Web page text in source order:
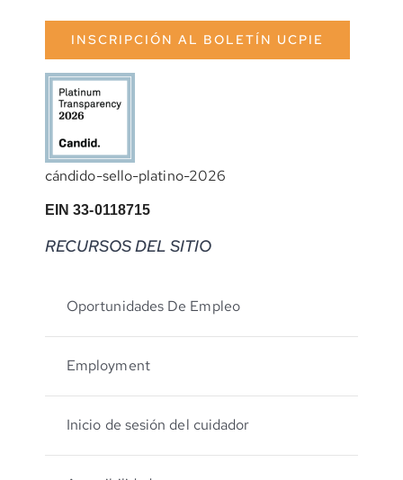
INSCRIPCIÓN AL BOLETÍN UCPIE
cándido-sello-platino-2026
EIN 33-0118715
RECURSOS DEL SITIO
Oportunidades De Empleo
Employment
Inicio de sesión del cuidador